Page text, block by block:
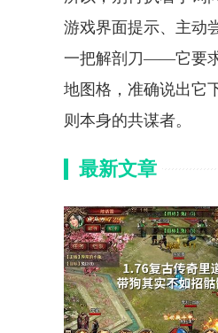
游戏界面提示、主动
一把解剖刀——它要
地图格，准确说出它
则本身的共谋者。
最新文章